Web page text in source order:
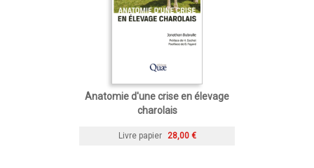
Anatomie d'une crise en élevage
charolais
Livre papier 28,00 €